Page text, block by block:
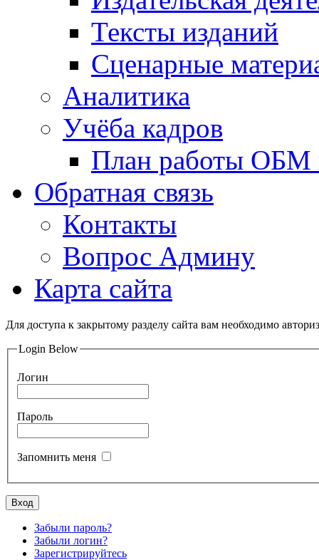
Тексты изданий
Сценарные
Аналитика
Учёба кадров
План работы ОБМ
Обратная связь
Контакты
Вопрос Админу
Карта сайта
Для доступа к закрытому разделу сайта вам необходимо
Login Below
Логин
Пароль
Запомнить меня
Вход
Забыли пароль?
Забыли логин?
Зарегистрируйтесь